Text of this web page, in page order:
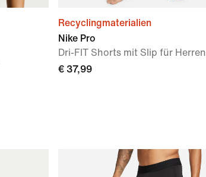
Recyclingmaterialien
Nike Pro
Dri-FIT Shorts mit Slip für Herren
€ 37,99